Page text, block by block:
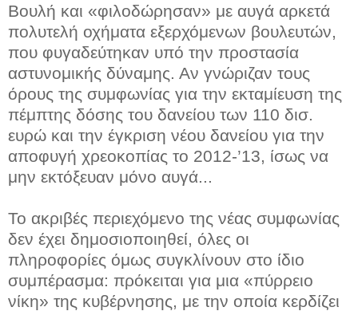
Βουλή και «φιλοδώρησαν» με αυγά αρκετά
πολυτελή οχήματα εξερχόμενων βουλευτών,
που φυγαδεύτηκαν υπό την προστασία
αστυνομικής δύναμης. Αν γνώριζαν τους
όρους της συμφωνίας για την εκταμίευση της
πέμπτης δόσης του δανείου των 110 δισ.
ευρώ και την έγκριση νέου δανείου για την
αποφυγή χρεοκοπίας το 2012-’13, ίσως να
μην εκτόξευαν μόνο αυγά...
Το ακριβές περιεχόμενο της νέας συμφωνίας
δεν έχει δημοσιοποιηθεί, όλες οι
πληροφορίες όμως συγκλίνουν στο ίδιο
συμπέρασμα: πρόκειται για μια «πύρρειο
νίκη» της κυβέρνησης, με την οποία κερδίζει